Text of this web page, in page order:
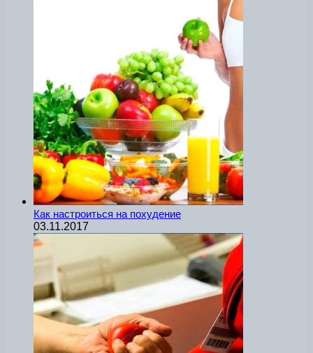
Как настроиться на похудение
03.11.2017